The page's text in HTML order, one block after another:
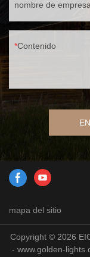
nombre de empresa
Contenido
mapa del sitio
Copyright © 2026
- www.golden-